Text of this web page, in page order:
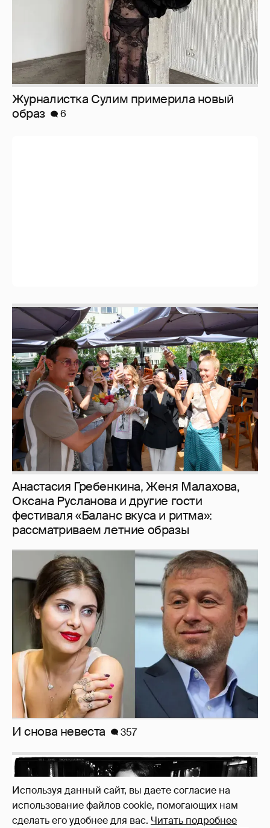
Используя данный сайт, вы даете согласие на
использование файлов cookie, помогающих нам
сделать его удобнее для вас. Читать подробнее
Журналистка Сулим примерила новый
образ
6
Анастасия Гребенкина, Женя Малахова,
Оксана Русланова и другие гости
фестиваля «Баланс вкуса и ритма»:
рассматриваем летние образы
И снова невеста 357
Рублёвские дочки